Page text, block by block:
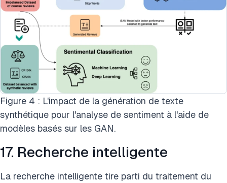
Figure 4 : L'impact de la génération de texte
synthétique pour l'analyse de sentiment à l'aide de
modèles basés sur les GAN.
17. Recherche intelligente
La recherche intelligente tire parti du traitement du